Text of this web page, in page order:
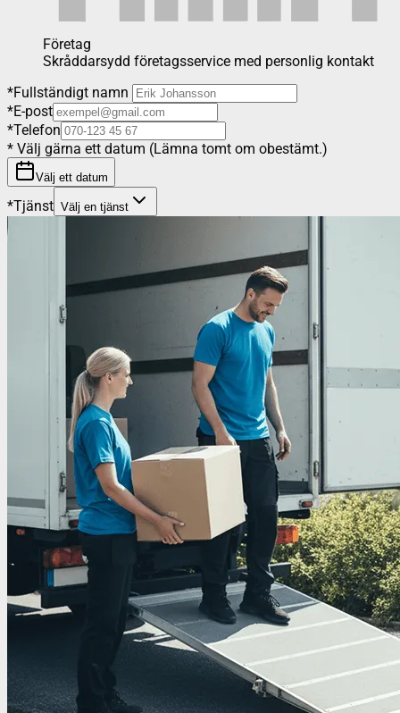
Företag
Skråddarsydd företagsservice med personlig kontakt
*Fullständigt namn
*E-post
*Telefon
* Välj gärna ett datum (Lämna tomt om obestämt.)
Välj ett datum
*Tjänst Välj en tjänst